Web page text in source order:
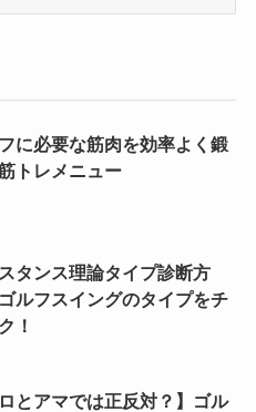
に必要な筋肉を効率よく鍛
トレメニュー
スタンス理論タイプ診断方
ルフスイングのタイプをチ
！
ロとアマでは正反対？】ゴル